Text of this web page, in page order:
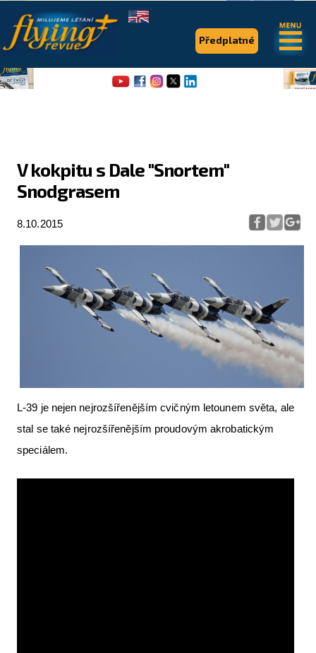
V kokpitu s Dale "Snortem"
Snodgrasem
8.10.2015
L-39 je nejen nejrozšířenějším cvičným letounem světa, ale
stal se také nejrozšířenějším proudovým akrobatickým
speciálem.
Předplatné
.
Expedice
Pro piloty
Série & speciály
Letecká videa
Aktuální FR + archiv
Letecká muzea
VFR Communication app